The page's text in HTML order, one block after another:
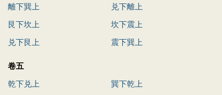
離下巽上
兑下離上
艮下坎上
坎下震上
兑下艮上
震下巽上
卷五
乾下兑上
巽下乾上